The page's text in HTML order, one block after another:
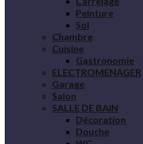
Peinture
Sol
Chambre
Cuisine
Gastronomie
ELECTROMENAGER
Garage
Salon
SALLE DE BAIN
Décoration
Douche